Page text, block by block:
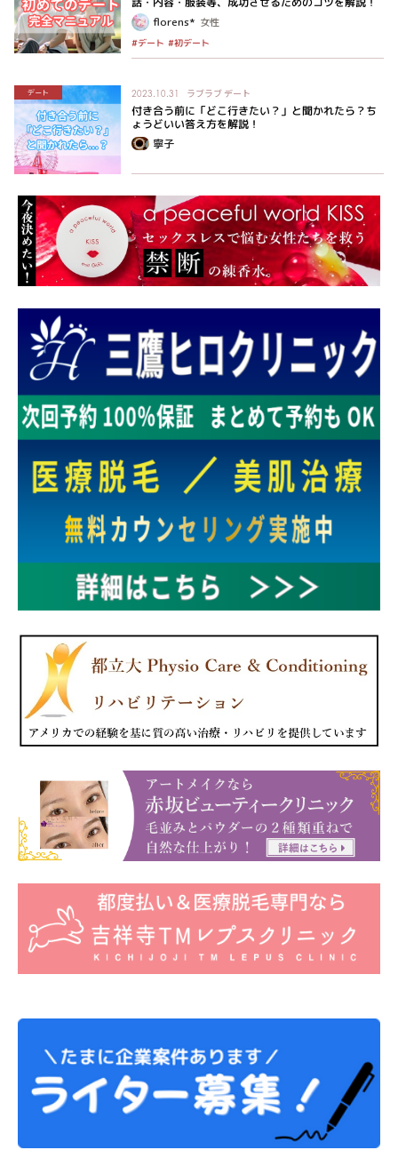
florens* 女性
#デート #初デート
デート 2023.10.31 ラブラブ デート
付き合う前に「どこ行きたい？」と聞かれたら？ち
ょうどいい答え方を解説！
寧子